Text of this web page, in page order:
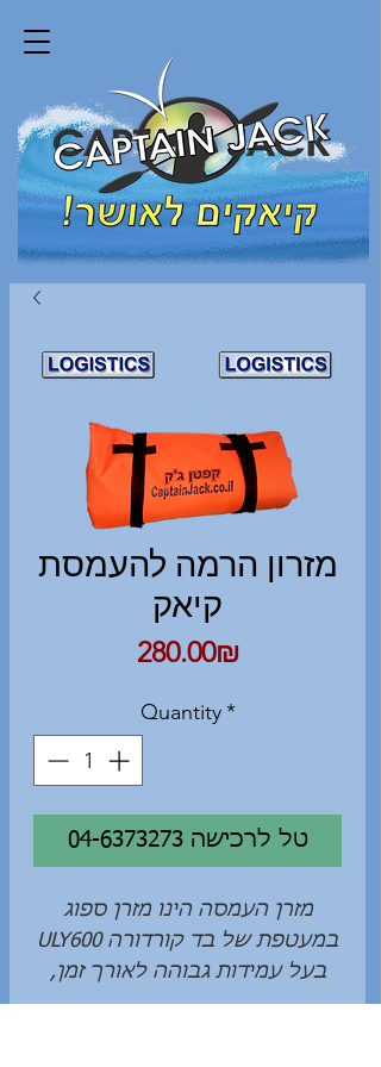
מזרון הרמה להעמסת
קיאק
‏280.00 ‏₪Price
Quantity *
04-6373273 טל לרכישה
מזרן העמסה הינו מזרן ספוג
במעטפת של בד קורדורה ULY600
בעל עמידות גבוהה לאורך זמן,
באורך של 1.8 מ' ורוחב של 0.8 מ'